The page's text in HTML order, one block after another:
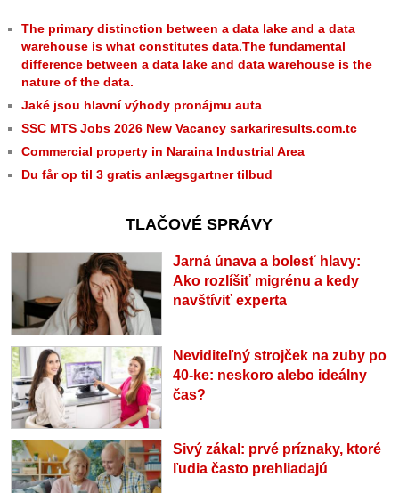
The primary distinction between a data lake and a data
warehouse is what constitutes data.The fundamental
difference between a data lake and data warehouse is the
nature of the data.
Jaké jsou hlavní výhody pronájmu auta
SSC MTS Jobs 2026 New Vacancy sarkariresults.com.tc
Commercial property in Naraina Industrial Area
Du får op til 3 gratis anlægsgartner tilbud
TLAČOVÉ SPRÁVY
Jarná únava a bolesť hlavy:
Ako rozlíšiť migrénu a kedy
navštíviť experta
Neviditeľný strojček na zuby po
40-ke: neskoro alebo ideálny
čas?
Sivý zákal: prvé príznaky, ktoré
ľudia často prehliadajú